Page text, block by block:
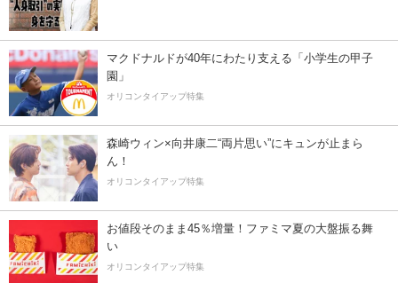
マクドナルドが40年にわたり支える「小学生の甲子
園」
オリコンタイアップ特集
森崎ウィン×向井康二“両片思い”にキュンが止まら
ん！
オリコンタイアップ特集
お値段そのまま45％増量！ファミマ夏の大盤振る舞
い
オリコンタイアップ特集